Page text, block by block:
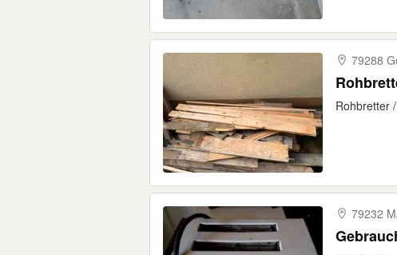
79288
Rohbretter
79232